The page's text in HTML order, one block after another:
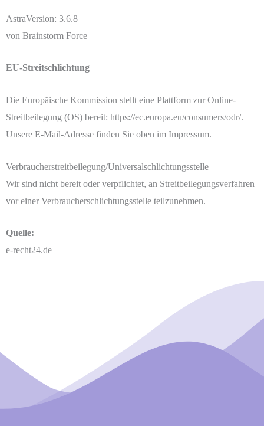
AstraVersion: 3.6.8
von Brainstorm Force
EU-Streitschlichtung
Die Europäische Kommission stellt eine Plattform zur Online-
Streitbeilegung (OS) bereit: https://ec.europa.eu/consumers/odr/.
Unsere E-Mail-Adresse finden Sie oben im Impressum.
Verbraucherstreitbeilegung/Universalschlichtungsstelle
Wir sind nicht bereit oder verpflichtet, an Streitbeilegungsverfahren
vor einer Verbraucherschlichtungsstelle teilzunehmen.
Quelle:
e-recht24.de